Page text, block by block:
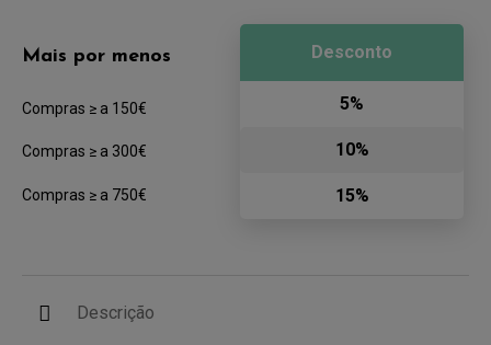
Mais por menos
Compras ≥ a 150€
Compras ≥ a 300€
Compras ≥ a 750€
Desconto
5%
10%
15%
Descrição